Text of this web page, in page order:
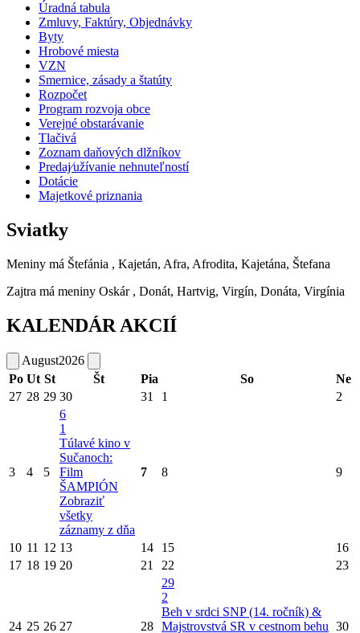
Úradná tabula
Zmluvy, Faktúry, Objednávky
Byty
Hrobové miesta
VZN
Smernice, zásady a štatúty
Rozpočet
Program rozvoja obce
Verejné obstarávanie
Tlačivá
Zoznam daňových dlžníkov
Predaj⁄užívanie nehnuteľností
Dotácie
Majetkové priznania
Sviatky
Meniny má Štefánia , Kajetán, Afra, Afrodita, Kajetána, Štefana
Zajtra má meniny Oskár , Donát, Hartvig, Virgín, Donáta, Virgínia
KALENDÁR AKCIÍ
August2026
Po Ut St Št Pia So
Ne
27 28 29 30 31 1 2
3 4 5
6
1
Túlavé kino v
Sučanoch:
Film
ŠAMPIÓN
Zobraziť
všetky
záznamy z dňa
7 8 9
10 11 12 13 14 15
16
17 18 19 20 21 22 23
24 25 26 27 28
29
2
Beh v srdci SNP (14. ročník) &
Majstrovstvá SR v cestnom behu 30